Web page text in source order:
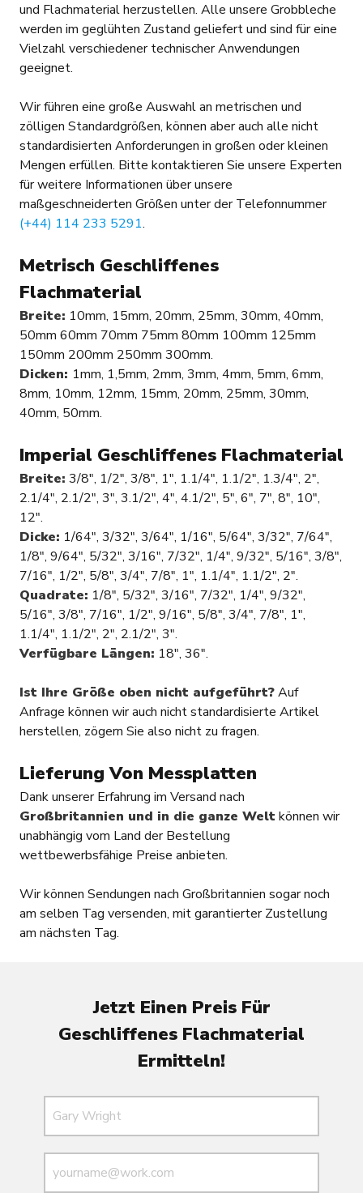
und Flachmaterial herzustellen. Alle unsere Grobbleche
werden im geglühten Zustand geliefert und sind für eine
Vielzahl verschiedener technischer Anwendungen
geeignet.
Wir führen eine große Auswahl an metrischen und
zölligen Standardgrößen, können aber auch alle nicht
standardisierten Anforderungen in großen oder kleinen
Mengen erfüllen. Bitte kontaktieren Sie unsere Experten
für weitere Informationen über unsere
maßgeschneiderten Größen unter der Telefonnummer
(+44) 114 233 5291.
Metrisch Geschliffenes
Flachmaterial
Breite: 10mm, 15mm, 20mm, 25mm, 30mm, 40mm,
50mm 60mm 70mm 75mm 80mm 100mm 125mm
150mm 200mm 250mm 300mm.
Dicken: 1mm, 1,5mm, 2mm, 3mm, 4mm, 5mm, 6mm,
8mm, 10mm, 12mm, 15mm, 20mm, 25mm, 30mm,
40mm, 50mm.
Imperial Geschliffenes Flachmaterial
Breite: 3/8″, 1/2″, 3/8″, 1″, 1.1/4″, 1.1/2″, 1.3/4″, 2″,
2.1/4″, 2.1/2″, 3″, 3.1/2″, 4″, 4.1/2″, 5″, 6″, 7″, 8″, 10″,
12″.
Dicke: 1/64″, 3/32″, 3/64″, 1/16″, 5/64″, 3/32″, 7/64″,
1/8″, 9/64″, 5/32″, 3/16″, 7/32″, 1/4″, 9/32″, 5/16″, 3/8″,
7/16″, 1/2″, 5/8″, 3/4″, 7/8″, 1″, 1.1/4″, 1.1/2″, 2″.
Quadrate: 1/8″, 5/32″, 3/16″, 7/32″, 1/4″, 9/32″,
5/16″, 3/8″, 7/16″, 1/2″, 9/16″, 5/8″, 3/4″, 7/8″, 1″,
1.1/4″, 1.1/2″, 2″, 2.1/2″, 3″.
Verfügbare Längen: 18″, 36″.
Ist Ihre Größe oben nicht aufgeführt?Auf
Anfrage können wir auch nicht standardisierte Artikel
herstellen, zögern Sie also nicht zu fragen.
Lieferung Von Messplatten
Dank unserer Erfahrung im Versand nach
Großbritannien und in die ganze Weltkönnen wir
unabhängig vom Land der Bestellung
wettbewerbsfähige Preise anbieten.
Wir können Sendungen nach Großbritannien sogar noch
am selben Tag versenden, mit garantierter Zustellung
am nächsten Tag.
Jetzt Einen Preis Für
Geschliffenes Flachmaterial
Ermitteln!